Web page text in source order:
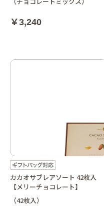
￥3,240
カカオサブレアソート 42枚入
【メリーチョコレート】
（42枚入）